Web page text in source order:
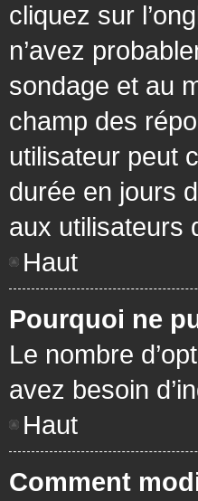
cliquez sur
n’avez
sondage et au
champ des
utilisateur peut
durée en jours
aux utilisateurs
Haut
Pourquoi ne
Le nombre
avez besoin
Haut
Comment